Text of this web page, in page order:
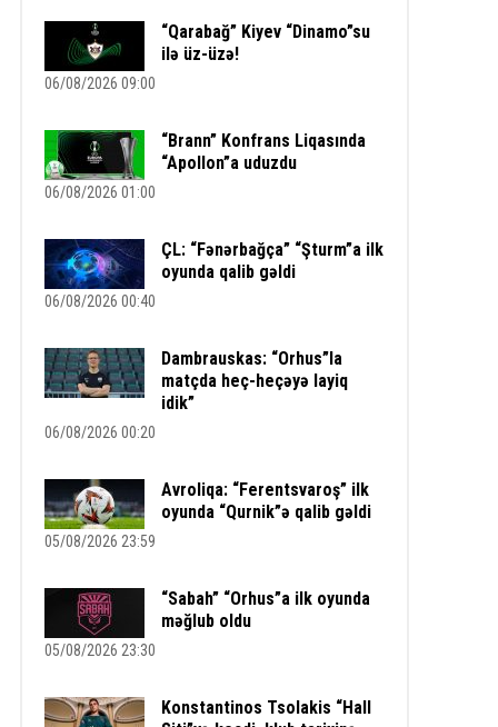
“Qarabağ” Kiyev “Dinamo”su
ilə üz-üzə!
06/08/2026 09:00
“Brann” Konfrans Liqasında
“Apollon”a uduzdu
06/08/2026 01:00
ÇL: “Fənərbağça” “Şturm”a ilk
oyunda qalib gəldi
06/08/2026 00:40
Dambrauskas: “Orhus”la
matçda heç-heçəyə layiq
idik”
06/08/2026 00:20
Avroliqa: “Ferentsvaroş” ilk
oyunda “Qurnik”ə qalib gəldi
05/08/2026 23:59
“Sabah” “Orhus”a ilk oyunda
məğlub oldu
05/08/2026 23:30
Konstantinos Tsolakis “Hall